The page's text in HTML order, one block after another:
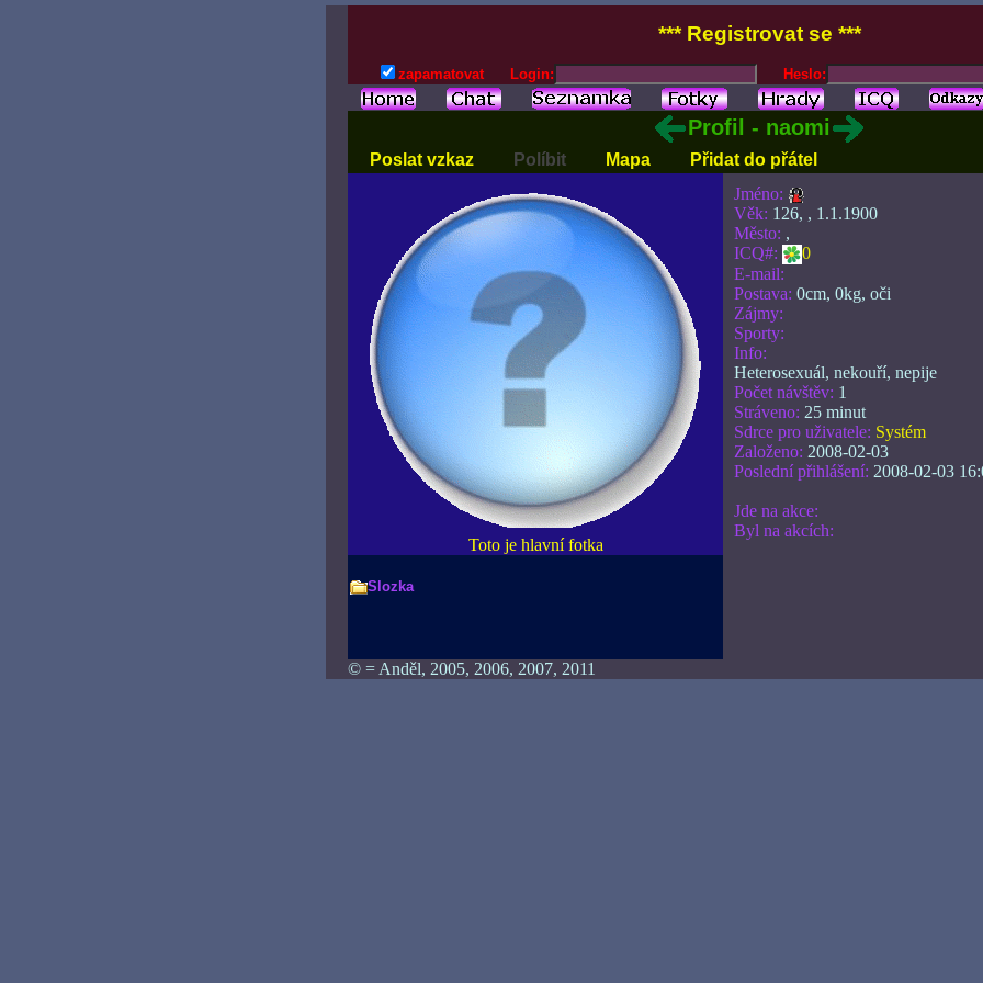
*** Registrovat se ***
zapamatovat Login: Heslo:
Profil - naomi
Poslat vzkaz Políbit Mapa Přidat do přátel
Toto je hlavní fotka
Slozka
Jméno:
Věk: 126, , 1.1.1900
Město: ,
ICQ#:
0
E-mail:
Postava: 0cm, 0kg, oči
Zájmy:
Sporty:
Info:
Heterosexuál, nekouří, nepije
Počet návštěv: 1
Stráveno: 25 minut
Sdrce pro uživatele: Systém
Založeno: 2008-02-03
Poslední přihlášení: 2008-02-03
Jde na akce:
Byl na akcích:
© = Anděl, 2005, 2006, 2007, 2011